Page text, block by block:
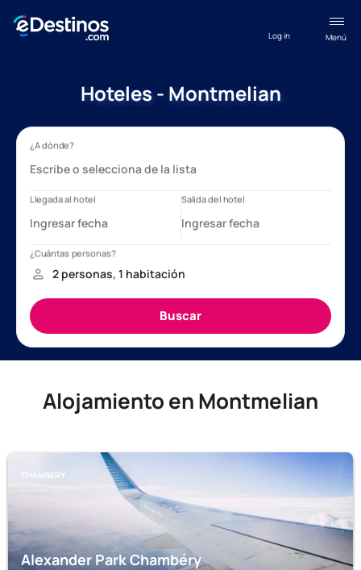
Menú
Log in
Hoteles - Montmelian
Alojamiento en Montmelian
CHAMBERY
Alexander Park Chambéry